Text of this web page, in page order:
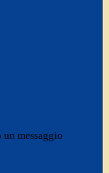
messaggio